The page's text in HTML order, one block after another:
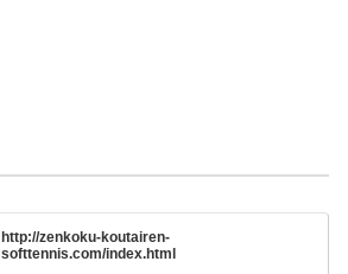
http://zenkoku-koutairen-
softtennis.com/index.html